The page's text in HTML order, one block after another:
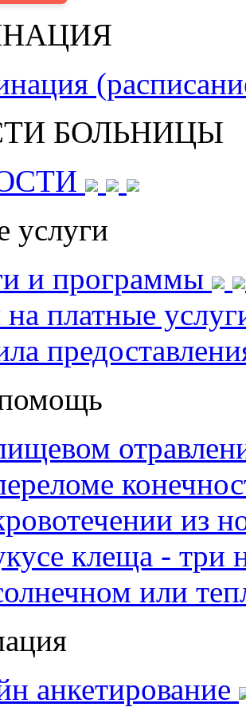
БОЛЬНИЦЫ
услуги
и программы
платные
из
клеща - три
или
анкетирование